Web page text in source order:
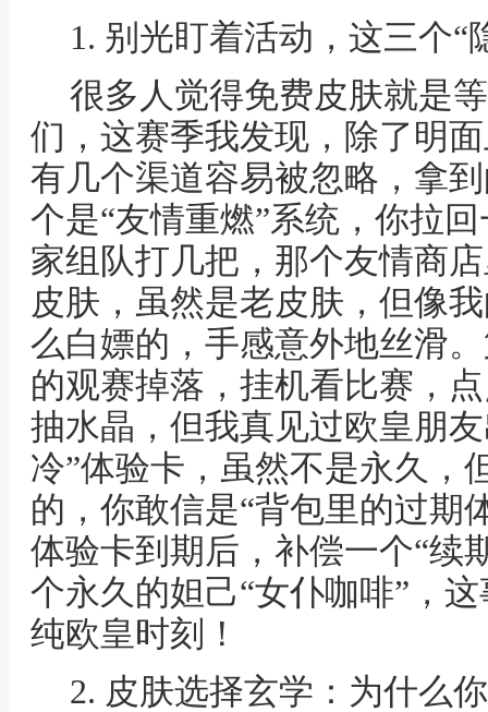
1. 别光盯着活动，这三个“
很多人觉得免费皮肤就是
们，这赛季我发现，除了明
有几个渠道容易被忽略，拿
个是“友情重燃”系统，你拉
家组队打几把，那个友情商
皮肤，虽然是老皮肤，但像
么白嫖的，手感意外地丝滑
的观赛掉落，挂机看比赛，
抽水晶，但我真见过欧皇朋
冷”体验卡，虽然不是永久，
的，你敢信是“背包里的过期
体验卡到期后，补偿一个“续
个永久的妲己“女仆咖啡”，
纯欧皇时刻！
2. 皮肤选择玄学：为什么